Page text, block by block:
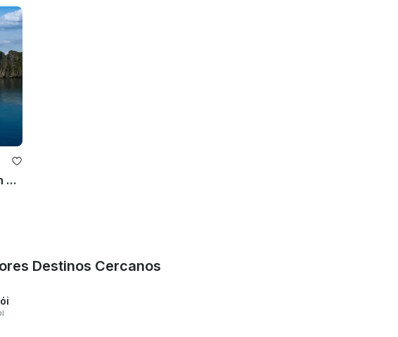
Bahía de Halong 2 días/1 noche con crucero de 4 estrellas
Destinos Cercanos